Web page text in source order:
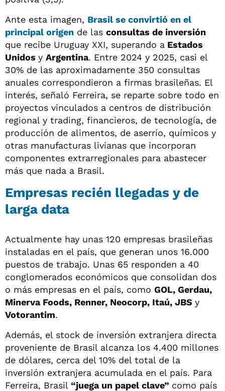
Ante esta imagen, Brasil se convirtió en el
principal origen de las consultas de inversión
que recibe Uruguay XXI, superando a Estados
Unidos y Argentina. Entre 2024 y 2025, casi el
30% de las aproximadamente 350 consultas
anuales correspondieron a firmas brasileñas. El
interés, señaló Ferreira, se reparte sobre todo en
proyectos vinculados a centros de distribución
regional y trading, financieros, de tecnología, de
producción de alimentos, de aserrío, químicos y
otras manufacturas livianas que incorporan
componentes extrarregionales para abastecer
más que nada a Brasil.
Empresas recién llegadas y de
larga data
Actualmente hay unas 120 empresas brasileñas
instaladas en el país, que generan unos 16.000
puestos de trabajo. Unas 65 responden a 40
conglomerados económicos que consolidan dos
o más empresas en el país, como GOL, Gerdau,
Minerva Foods, Renner, Neocorp, Itaú, JBS y
Votorantim.
Además, el stock de inversión extranjera directa
proveniente de Brasil alcanza los 4.400 millones
de dólares, cerca del 10% del total de la
inversión extranjera acumulada en el país. Para
Ferreira, Brasil “juega un papel clave” como país